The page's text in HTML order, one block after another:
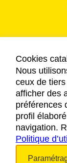
Cookies
Nous
ceux de
afficher des
préférences
profil
navigation.
Politique